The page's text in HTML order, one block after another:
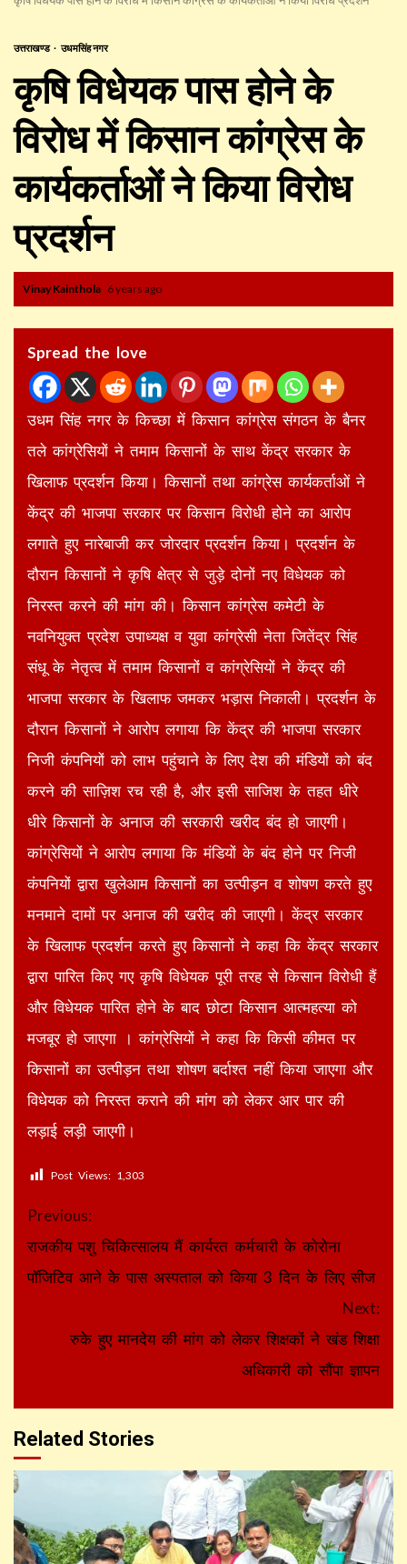
उत्तराखण्ड उधमसिंह नगर
कृषि विधेयक पास होने के
विरोध में किसान कांग्रेस के
कार्यकर्ताओं ने किया विरोध
प्रदर्शन
Vinay Kainthola 6 years ago
Spread the love
उधम सिंह नगर के किच्छा में किसान कांग्रेस संगठन के बैनर
तले कांग्रेसियों ने तमाम किसानों के साथ केंद्र सरकार के
खिलाफ प्रदर्शन किया। किसानों तथा कांग्रेस कार्यकर्ताओं ने
केंद्र की भाजपा सरकार पर किसान विरोधी होने का आरोप
लगाते हुए नारेबाजी कर जोरदार प्रदर्शन किया। प्रदर्शन के
दौरान किसानों ने कृषि क्षेत्र से जुड़े दोनों नए विधेयक को
निरस्त करने की मांग की। किसान कांग्रेस कमेटी के
नवनियुक्त प्रदेश उपाध्यक्ष व युवा कांग्रेसी नेता जितेंद्र सिंह
संधू के नेतृत्व में तमाम किसानों व कांग्रेसियों ने केंद्र की
भाजपा सरकार के खिलाफ जमकर भड़ास निकाली। प्रदर्शन के
दौरान किसानों ने आरोप लगाया कि केंद्र की भाजपा सरकार
निजी कंपनियों को लाभ पहुंचाने के लिए देश की मंडियों को बंद
करने की साज़िश रच रही है, और इसी साजिश के तहत धीरे
धीरे किसानों के अनाज की सरकारी खरीद बंद हो जाएगी।
कांग्रेसियों ने आरोप लगाया कि मंडियों के बंद होने पर निजी
कंपनियों द्वारा खुलेआम किसानों का उत्पीड़न व शोषण करते हुए
मनमाने दामों पर अनाज की खरीद की जाएगी। केंद्र सरकार
के खिलाफ प्रदर्शन करते हुए किसानों ने कहा कि केंद्र सरकार
द्वारा पारित किए गए कृषि विधेयक पूरी तरह से किसान विरोधी हैं
और विधेयक पारित होने के बाद छोटा किसान आत्महत्या को
मजबूर हो जाएगा । कांग्रेसियों ने कहा कि किसी कीमत पर
किसानों का उत्पीड़न तथा शोषण बर्दाश्त नहीं किया जाएगा और
विधेयक को निरस्त कराने की मांग को लेकर आर पार की
लड़ाई लड़ी जाएगी।
Post Views: 1,303
Continue
Reading
Previous:
राजकीय पशु चिकित्सालय मैं कार्यरत कर्मचारी के कोरोना
पॉजिटिव आने के पास अस्पताल को किया 3 दिन के लिए सीज
Next:
रुके हुए मानदेय की मांग को लेकर शिक्षकों ने खंड शिक्षा
अधिकारी को सौंपा ज्ञापन
Related Stories